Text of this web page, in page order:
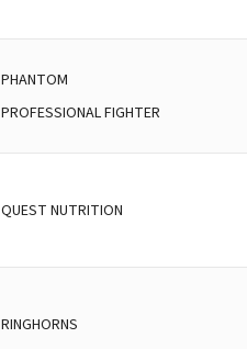
PHANTOM
PROFESSIONAL FIGHTER
QUEST NUTRITION
RINGHORNS